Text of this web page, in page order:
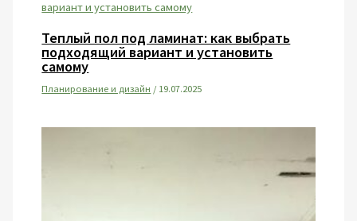
Теплый пол под ламинат: как выбрать
подходящий вариант и установить
самому
Планирование и дизайн /19.07.2025